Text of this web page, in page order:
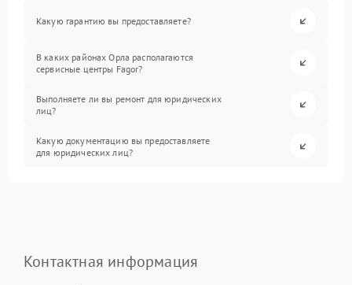
Какую гарантию вы предоставляете?
В каких районах Орла располагаются
сервисные центры Fagor?
Выполняете ли вы ремонт для юридических
лиц?
Какую документацию вы предоставляете
для юридических лиц?
Контактная информация